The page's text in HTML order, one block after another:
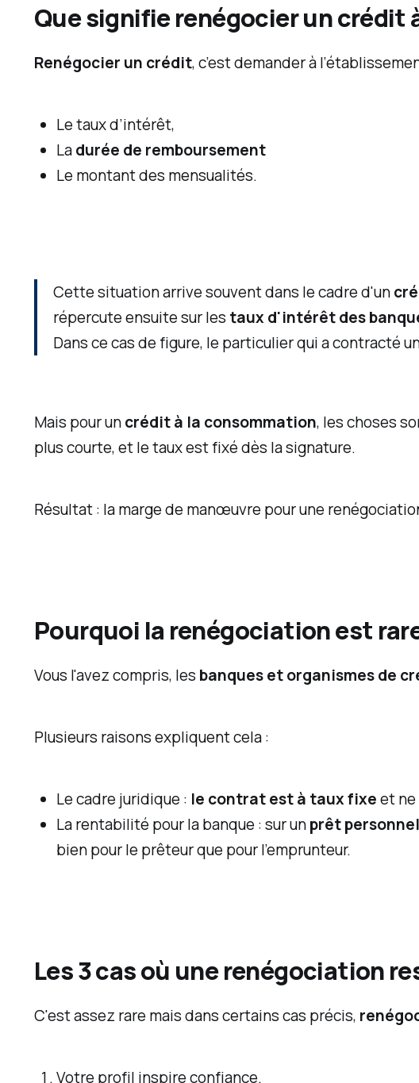
Que signifierenégocierun crédit
Renégocier un crédit, c’est demander à
Le taux d’intérêt,
Ladurée de remboursement
Le montant des mensualités.
Cette situation arrive souvent dans le cadre d'un
répercute ensuite sur les taux d'intérêt des
Dans ce cas de figure, le particulier qui a contracté
Mais pour uncrédit à la consommation, les choses
plus courte, et le taux est fixé dès la signature.
Résultat : la marge de manœuvre pour une
Pourquoi la renégociation est
Vous l'avez compris, les banques et organismes de
Plusieurs raisons expliquent cela :
Le cadre juridique : le contrat est à taux fixeet
La rentabilité pour la banque : sur unprêt personnel
bien pour le prêteur que pour l’emprunteur.
Les 3 cas où une renégociation
C'est assez rare mais dans certains cas précis,
Votre profil inspire confiance.
M
e
i
n
s
s
m
t
e
s